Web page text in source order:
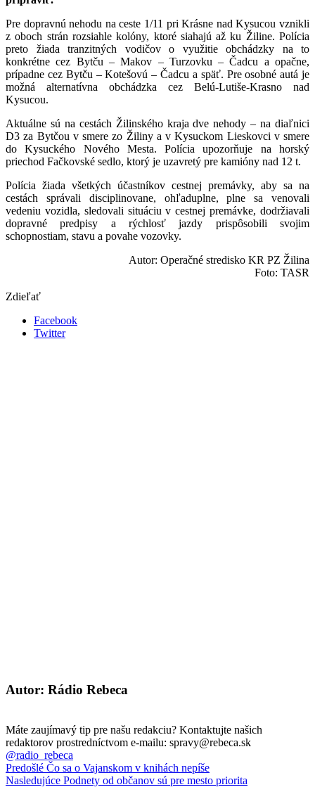
Pre dopravnú nehodu na ceste 1/11 pri Krásne nad Kysucou vznikli
z oboch strán rozsiahle kolóny, ktoré siahajú až ku Žiline. Polícia
preto žiada tranzitných vodičov o využitie obchádzky na to
konkrétne cez Bytču – Makov – Turzovku – Čadcu a opačne,
prípadne cez Bytču – Kotešovú – Čadcu a späť. Pre osobné autá je
možná alternatívna obchádzka cez Belú-Lutiše-Krasno nad
Kysucou.
Aktuálne sú na cestách Žilinského kraja dve nehody – na diaľnici
D3 za Bytčou v smere zo Žiliny a v Kysuckom Lieskovci v smere
do Kysuckého Nového Mesta. Polícia upozorňuje na horský
priechod Fačkovské sedlo, ktorý je uzavretý pre kamióny nad 12 t.
Polícia žiada všetkých účastníkov cestnej premávky, aby sa na
cestách správali disciplinovane, ohľaduplne, plne sa venovali
vedeniu vozidla, sledovali situáciu v cestnej premávke, dodržiavali
dopravné predpisy a rýchlosť jazdy prispôsobili svojim
schopnostiam, stavu a povahe vozovky.
Autor: Operačné stredisko KR PZ Žilina
Foto: TASR
Zdieľať
Facebook
Twitter
Autor: Rádio Rebeca
Máte zaujímavý tip pre našu redakciu? Kontaktujte našich
redaktorov prostredníctvom e-mailu: spravy@rebeca.sk
@radio_rebeca
Predošlé Čo sa o Vajanskom v knihách nepíše
Nasledujúce Podnety od občanov sú pre mesto priorita